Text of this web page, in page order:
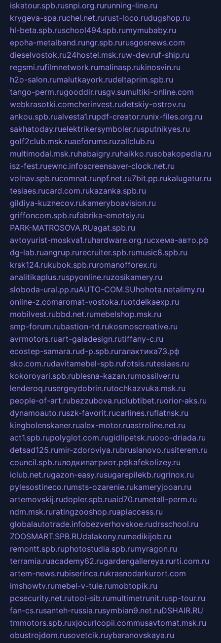
iskatour.spb.rusnpi.org.rurunning-line.ru
krygeva-spa.ruchel.net.rurust-loco.rudugshop.ru
hl-beta.spb.ruschool494.spb.rumymubaby.ru
epoha-metalband.rungr.spb.rurusgosnews.com
dieselvostok.ru24hostel.msk.ruw-dev.ruf-ship.ru
regsmi.rufilmnetwork.rumalinasp.rukinosvin.ru
h2o-salon.rumalutkayork.rudeltaprim.spb.ru
tango-perm.rugooddir.rusgv.sumultiki-online.com
webkrasotki.comcherinvest.rudetskiy-ostrov.ru
ankou.spb.rualvesta1.rupdf-creator.runix-files.org.ru
sakhatoday.ruelektrikersymboler.rusputnikyes.ru
golf2club.msk.ruaeforums.ruzallclub.ru
multimodal.msk.ruhabaigry.ruhaikko.rusobakopedia.ru
isz-fest.ruewnc.infoscreensaver-clock.net.ru
volnav.spb.rucomnat.runpf.net.ru7bit.pp.rukalugatur.ru
tesiaes.rucard.com.rukazanka.spb.ru
gildiya-kuznecov.rukameryboavision.ru
griffoncom.spb.rufabrika-emotsiy.ru
PARK-MATROSOVA.RUagat.spb.ru
avtoyurist-moskva1.ruhardware.org.ruсхема-авто.рф
dg-lab.ruangrup.rurecruiter.spb.rumusic8.spb.ru
krsk124.rukubok.spb.ruromanofforex.ru
analitikaplus.ruspyonline.ruzosikamery.ru
sloboda-ural.pp.ruAUTO-COM.SUhohota.netalimy.ru
online-z.comaromat-vostoka.ruotdelkaexp.ru
mobilvest.rubbd.net.rumebelshop.msk.ru
smp-forum.rubastion-td.rukosmoscreative.ru
avrmotors.ruart-galadesign.rutiffany-c.ru
ecostep-samara.rud-p.spb.ruгалактика73.рф
sko.com.rudavitamebel-spb.rufotsis.rutesiaes.ru
kokoroyari.spb.rublesna-kazan.rumossilver.ru
lenderoq.rusergeydobrin.rutochkazvuka.msk.ru
people-of-art.rubezzubova.ruclubtibet.ruorior-aks.ru
dynamoauto.ruszk-favorit.rucarlines.ruflatnsk.ru
kingbolenskaner.rualex-motor.ruastroline.net.ru
act1.spb.rupolyglot.com.rugidlipetsk.ruooo-driada.ru
detsad125.rumir-zdoroviya.rubruslanovo.rusiterem.ru
council.spb.ruлодкипатриот.рфkafekolizey.ru
iclub.net.rugazon-easy.rusugarepilekb.rugrinox.ru
pylesostineco.rumsts-ozarenie.rukameryjooan.ru
artemovskij.rudopler.spb.ruaid70.rumetall-perm.ru
ndm.msk.ruratingzooshop.ruapiaccess.ru
globalautotrade.infobezverhovskoe.rudrsschool.ru
ZOOSMART.SPB.RUdalakony.rumedikijob.ru
remontt.spb.ruphotostudia.spb.rumyragon.ru
terramia.ruacademy62.rugardengallereya.rurti.com.ru
artem-news.rubiserinca.rukrasnodarkurort.com
imshowtv.rumebel-v-tule.rumobtopik.ru
pcsecurity.net.rutool-sib.rumultimetrunit.rusp-tour.ru
fan-cs.rusanteh-russia.rusymbian9.net.ruDSHAIR.RU
tmmotors.spb.ruxjocuricopii.commusavtomat.msk.ru
obustrojdom.rusovetcik.ruybaranovskaya.ru